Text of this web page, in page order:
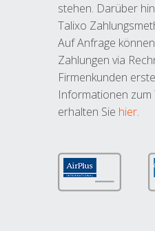
stehen. Darüber
Talixo
Auf Anfrage
Zahlungen via
Firmenkunden
Informationen zum
erhalten Sie hier.